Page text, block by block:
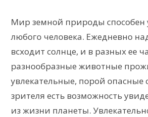
Мир земной природы способен
любого человека. Ежедневно
всходит солнце, и в разных ее
разнообразные животные
увлекательные, порой опасные
зрителя есть возможность
из жизни планеты.